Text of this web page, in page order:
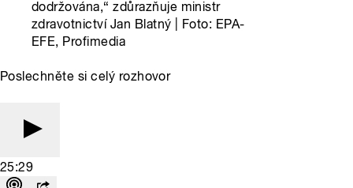
dodržována,“ zdůrazňuje ministr
zdravotnictví Jan Blatný | Foto: EPA-
EFE, Profimedia
Poslechněte si celý rozhovor
25:29